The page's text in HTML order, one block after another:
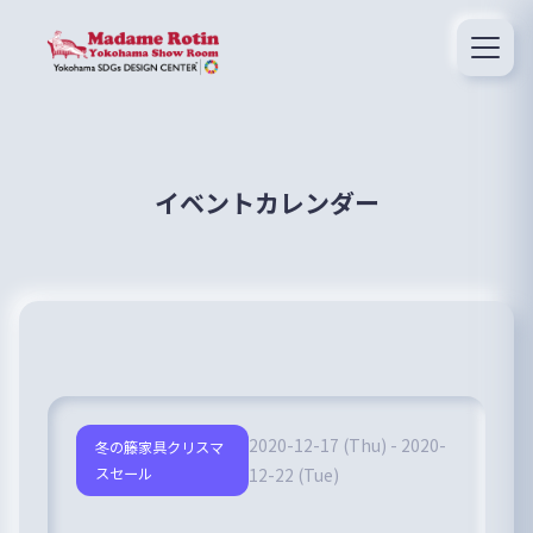
イベントカレンダー
冬の籐家具クリスマ
スセール
2020-12-17 (Thu) - 2020-
12-22 (Tue)